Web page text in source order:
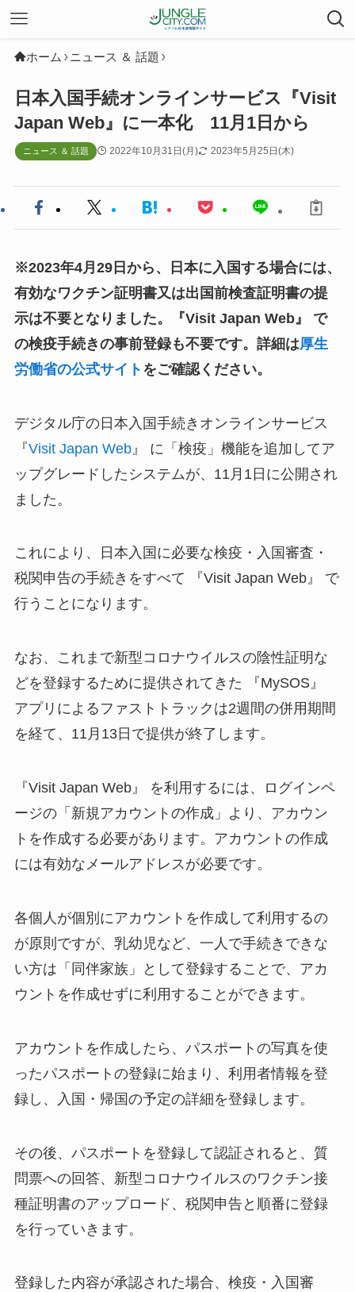
ホーム ニュース ＆ 話題
日本入国手続オンラインサービス『Visit
Japan Web』に一本化 11月1日から
ニュース ＆ 話題 2022年10月31日(月) 2023年5月25日(木)
※2023年4月29日から、日本に入国する場合には、
有効なワクチン証明書又は出国前検査証明書の提
示は不要となりました。『Visit Japan Web』 で
の検疫手続きの事前登録も不要です。詳細は厚生
労働省の公式サイト をご確認ください。
デジタル庁の日本入国手続きオンラインサービス
『Visit Japan Web』 に「検疫」機能を追加してア
ップグレードしたシステムが、11月1日に公開され
ました。
これにより、日本入国に必要な検疫・入国審査・
税関申告の手続きをすべて 『Visit Japan Web』 で
行うことになります。
なお、これまで新型コロナウイルスの陰性証明な
どを登録するために提供されてきた 『MySOS』
アプリによるファストトラックは2週間の併用期間
を経て、11月13日で提供が終了します。
『Visit Japan Web』 を利用するには、ログインペ
ージの「新規アカウントの作成」より、アカウン
トを作成する必要があります。アカウントの作成
には有効なメールアドレスが必要です。​
各個人が個別にアカウントを作成して利用するの
が原則ですが、乳幼児など、一人で手続きできな
い方は「同伴家族」として登録することで、アカ
ウントを作成せずに利用することができます。
アカウントを作成したら、パスポートの写真を使
ったパスポートの登録に始まり、利用者情報を登
録し、入国・帰国の予定の詳細を登録します。
その後、パスポートを登録して認証されると、質
問票への回答、新型コロナウイルスのワクチン接
種証明書のアップロード、税関申告と順番に登録
を行っていきます。
登録した内容が承認された場合、検疫・入国審